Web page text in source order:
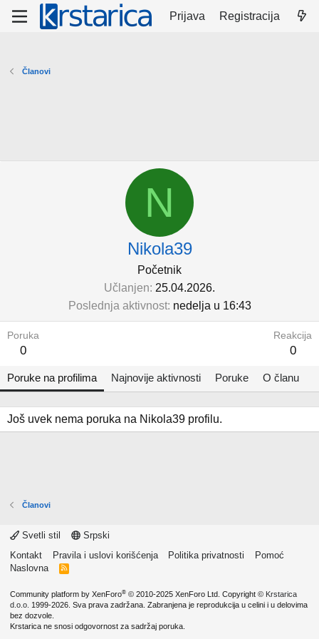
Prijava Registracija
Članovi
N
Nikola39
Početnik
Učlanjen 25.04.2026.
Poslednja aktivnost nedelјa u 16:43
Poruka
0
Reakcija
0
Poruke na profilima Najnovije aktivnosti Poruke O članu
Još uvek nema poruka na Nikola39 profilu.
Članovi
Svetli stil
Srpski
Kontakt
Pravila i uslovi korišćenja Politika privatnosti
Pomoć
Naslovna
R
Community platform by XenForo® © 2010-2025 XenForo Ltd. Copyright © Krstarica
d.o.o. 1999-2026. Sva prava zadržana. Zabranjena je reprodukcija u celini i u delovima
bez dozvole.
Krstarica ne snosi odgovornost za sadržaj poruka.